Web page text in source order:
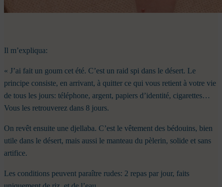
Il m’expliqua:
« J’ai fait un goum cet été. C’est un raid spi dans le désert. Le
principe consiste, en arrivant, à quitter ce qui vous retient à votre vie
de tous les jours: téléphone, argent, papiers d’identité, cigarettes…
Vous les retrouverez dans 8 jours.
On revêt ensuite une djellaba. C’est le vêtement des bédouins, bien
utile dans le désert, mais aussi le manteau du pèlerin, solide et sans
artifice.
Les conditions peuvent paraître rudes: 2 repas par jour, faits